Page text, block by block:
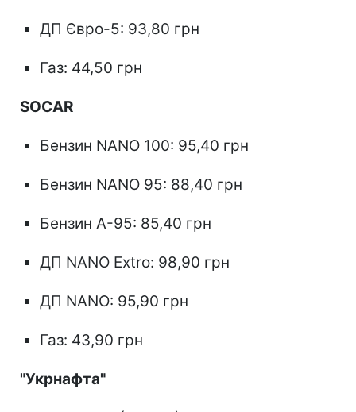
ДП Євро-5: 93,80 грн
Газ: 44,50 грн
SOCAR
Бензин NANO 100: 95,40 грн
Бензин NANO 95: 88,40 грн
Бензин А-95: 85,40 грн
ДП NANO Extro: 98,90 грн
ДП NANO: 95,90 грн
Газ: 43,90 грн
"Укрнафта"